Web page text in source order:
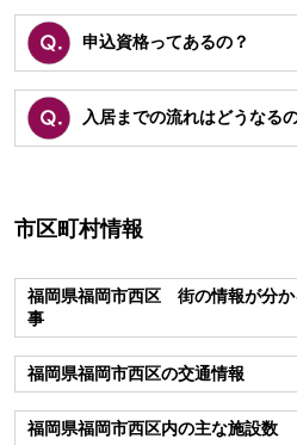
申込資格ってあるの？
入居までの流れはどうなる
市区町村情報
福岡県福岡市西区 街の情報が分
事
福岡県福岡市西区の交通情報
福岡県福岡市西区内の主な施設数